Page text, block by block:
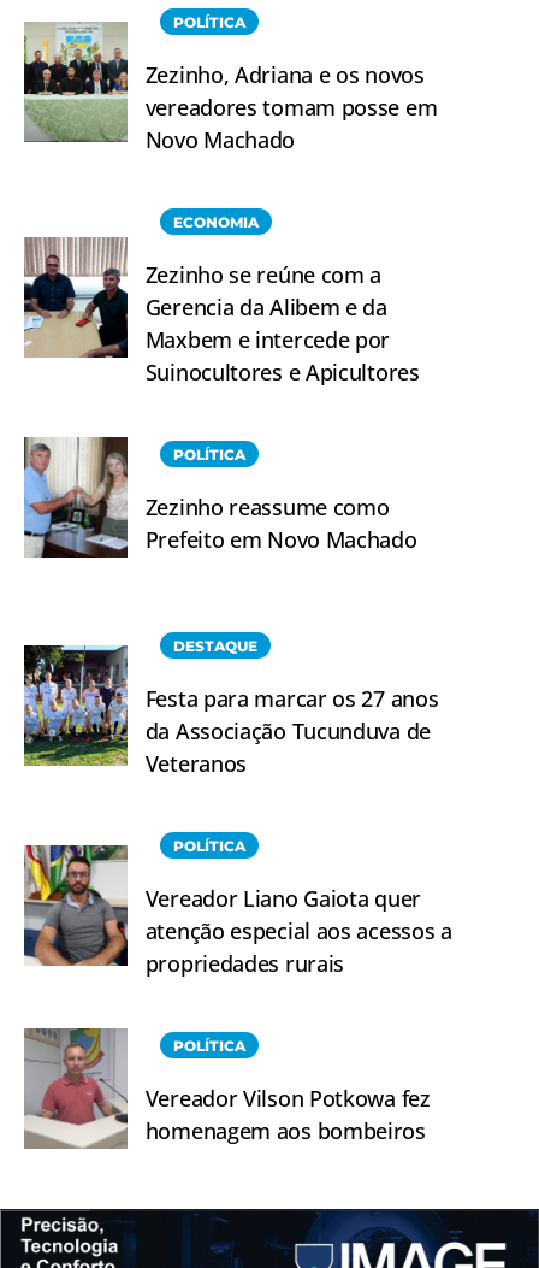
POLÍTICA
Zezinho, Adriana e os novos
vereadores tomam posse em
Novo Machado
ECONOMIA
Zezinho se reúne com a
Gerencia da Alibem e da
Maxbem e intercede por
Suinocultores e Apicultores
POLÍTICA
Zezinho reassume como
Prefeito em Novo Machado
DESTAQUE
Festa para marcar os 27 anos
da Associação Tucunduva de
Veteranos
POLÍTICA
Vereador Liano Gaiota quer
atenção especial aos acessos a
propriedades rurais
POLÍTICA
Vereador Vilson Potkowa fez
homenagem aos bombeiros